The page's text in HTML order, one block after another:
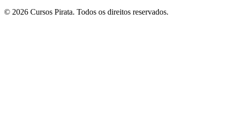
© 2026 Cursos Pirata. Todos os direitos reservados.